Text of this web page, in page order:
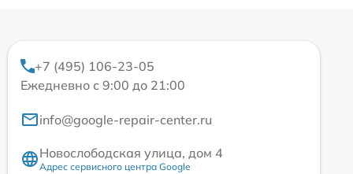
+7 (495) 106-23-05
Ежедневно с 9:00 до 21:00
info@google-repair-center.ru
Новослободская улица, дом 4
Адрес сервисного центра Google